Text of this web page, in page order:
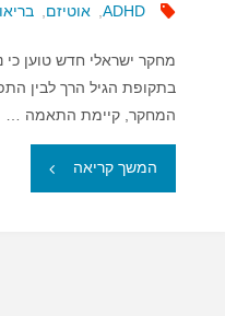
ADHD אוטיזם
מחקר ישראלי חדש טוען כי
בתקופת הגיל הרך לבין
המחקר, קיימת התאמה …
המשך קריאה "הקשר